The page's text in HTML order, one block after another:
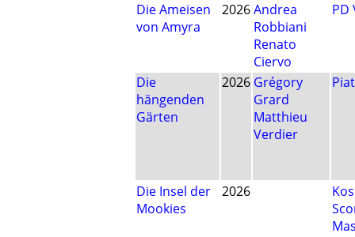
Die Ameisen
von Amyra
2026Andrea
Robbiani
Renato
Ciervo
PD
Die
hängenden
Gärten
2026 Grégory
Grard
Matthieu
Verdier
Die Insel der
Mookies
2026